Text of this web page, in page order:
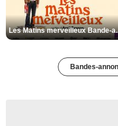
Les
Bandes-